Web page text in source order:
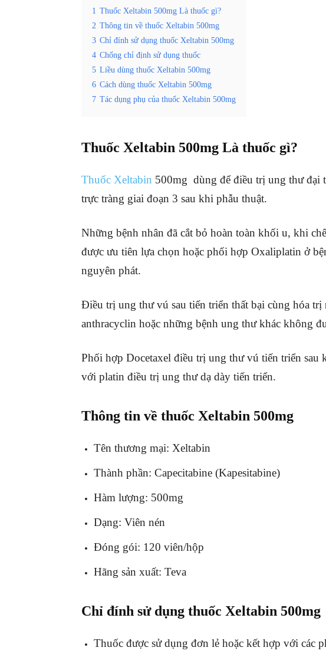
1 Thuốc Xeltabin 500mg Là thuốc gì?
2 Thông tin về thuốc Xeltabin 500mg
3 Chỉ đính sử dụng thuốc Xeltabin 500mg
4 Chống chỉ định sử dụng thuốc
5 Liều dùng thuốc Xeltabin 500mg
6 Cách dùng thuốc Xeltabin 500mg
7 Tác dụng phụ của thuốc Xeltabin 500mg
Thuốc Xeltabin 500mg Là thuốc gì?
Thuốc Xeltabin 500mg dùng để điều trị ung thư đại
trực tràng giai đoạn 3 sau khi phẫu thuật.
Những bệnh nhân đã cắt bỏ hoàn toàn khối u, khi
được ưu tiên lựa chọn hoặc phối hợp Oxaliplatin ở
nguyên phát.
Điều trị ung thư vú sau tiến triển thất bại cùng hóa trị
anthracyclin hoặc những bệnh ung thư khác không
Phối hợp Docetaxel điều trị ung thư vú tiến triển
với platin điều trị ung thư dạ dày tiến triển.
Thông tin về thuốc Xeltabin 500mg
Tên thương mại: Xeltabin
Thành phần: Capecitabine (Kapesitabine)
Hàm lượng: 500mg
Dạng: Viên nén
Đóng gói: 120 viên/hộp
Hãng sản xuất: Teva
Chỉ đính sử dụng thuốc Xeltabin 500mg
Thuốc được sử dụng đơn lẻ hoặc kết hợp với các